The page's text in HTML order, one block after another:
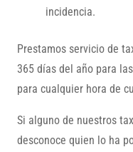
incidencia.
Prestamos servicio de
365 días del año para
para cualquier hora de
Si alguno de nuestros
desconoce quien lo ha